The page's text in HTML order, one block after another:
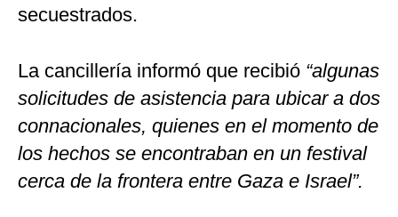
secuestrados.
La cancillería informó que recibió “algunas
solicitudes de asistencia para ubicar a dos
connacionales, quienes en el momento de
los hechos se encontraban en un festival
cerca de la frontera entre Gaza e Israel”.